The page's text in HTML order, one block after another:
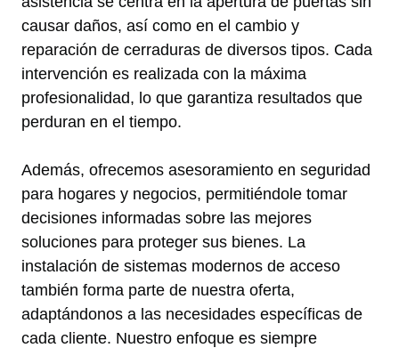
causar daños, así como en el cambio y
reparación de cerraduras de diversos tipos. Cada
intervención es realizada con la máxima
profesionalidad, lo que garantiza resultados que
perduran en el tiempo.
Además, ofrecemos asesoramiento en seguridad
para hogares y negocios, permitiéndole tomar
decisiones informadas sobre las mejores
soluciones para proteger sus bienes. La
instalación de sistemas modernos de acceso
también forma parte de nuestra oferta,
adaptándonos a las necesidades específicas de
cada cliente. Nuestro enfoque es siempre